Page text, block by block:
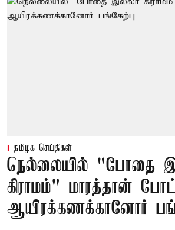
தமிழக செய்திகள்
நெல்லையில் "போதை
கிராமம்" மாரத்தான்
ஆயிரக்கணக்கானோர்